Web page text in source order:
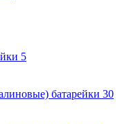
5
батарейки 30